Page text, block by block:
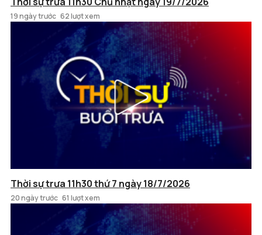
19 ngày trước 62 lượt xem
Thời sự trưa 11h30 thứ 7 ngày 18/7/2026
20 ngày trước 61 lượt xem